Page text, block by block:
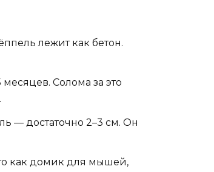
лежит как бетон.
Солома за это
— достаточно 2–3 см. Он
как домик для мышей,